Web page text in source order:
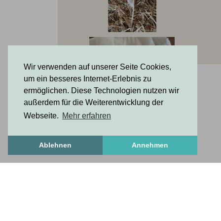
Wir verwenden auf unserer Seite Cookies,
um ein besseres Internet-Erlebnis zu
ermöglichen. Diese Technologien nutzen wir
außerdem für die Weiterentwicklung der
Webseite. Mehr erfahren
Ablehnen Annehmen